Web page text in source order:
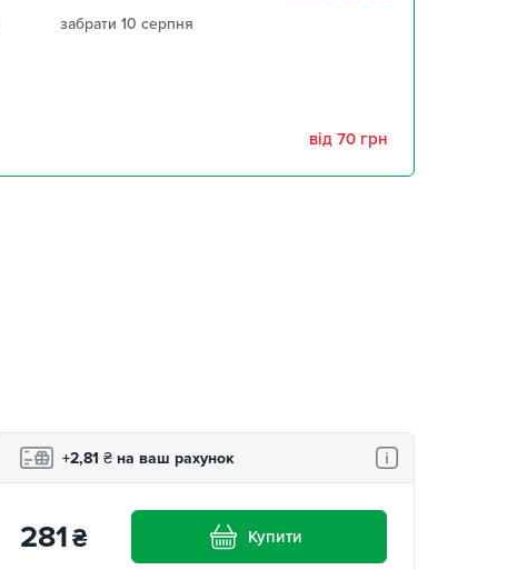
забрати 10 серпня
від 70 грн
+2,81 ₴ на ваш рахунок
281₴ Купити